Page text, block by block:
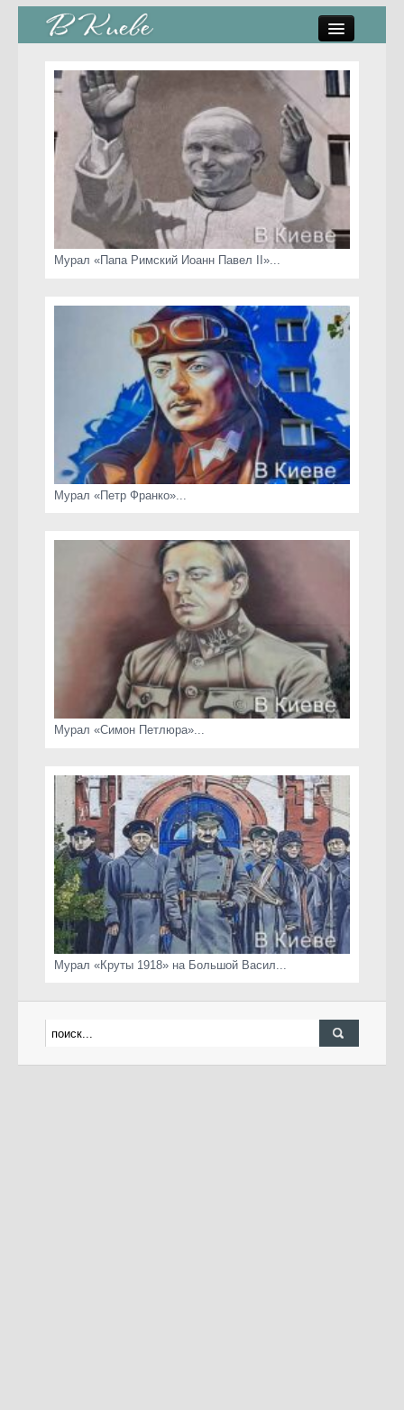
стрит-арт
коты Киева
скамейки
часы Киева
Мурал «Папа Римский Иоанн Павел II»...
Мурал «Петр Франко»...
Мурал «Симон Петлюра»...
Мурал «Круты 1918» на Большой Васил...